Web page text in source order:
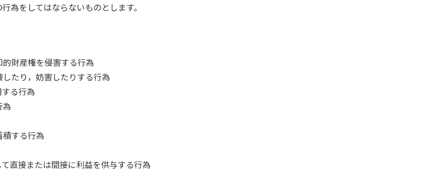
為をしてはならないものとします。
財産権を侵害する行為
たり，妨害したりする行為
る行為
為
する行為
直接または間接に利益を供与する行為